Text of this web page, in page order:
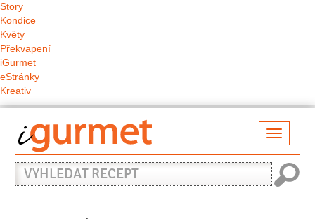
Story
Kondice
Květy
Překvapení
iGurmet
eStránky
Kreativ
Vyhledat
recept